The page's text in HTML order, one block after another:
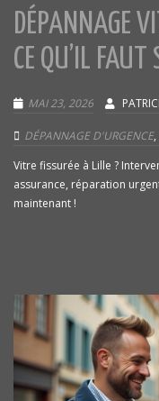
DÉPANNAGE
CE QU’IL FAUT
MAI 23, 2026
DÉPANNAGE D'URGENCE,
Vitre fissurée à Lille ?
assurance, réparation
maintenant !